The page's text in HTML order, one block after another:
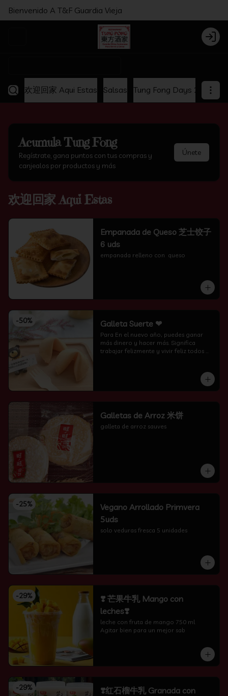
Bienvenido A T&F Guardia Vieja
Login
欢迎回家 Aqui Estas Salsas Tung Fong Days 2x1
AcumulaTung Fong
Regístrate, gana puntos con tus compras y
canjealos por productos y más
Únete
欢迎回家 Aqui Estas
Empanada de Queso 芝士饺子
6 uds
empanada relleno con  queso
-50% Galleta Suerte ❤
Para En el nuevo año, puedes ganar
más dinero y hacer más. Significa
trabajar felizmente y vivir feliz todos
Galletas de Arroz 米饼
galleta de arroz sauves
-25%
Vegano Arrollado Primvera
5uds
solo veduras fresca 5 unidades
-29%
❣️ 芒果牛乳 Mango con
leches❣️
leche con fruta de mango 750 ml
Agitar bien para un mejor sab
-29%
❣️红石榴牛乳 Granada con